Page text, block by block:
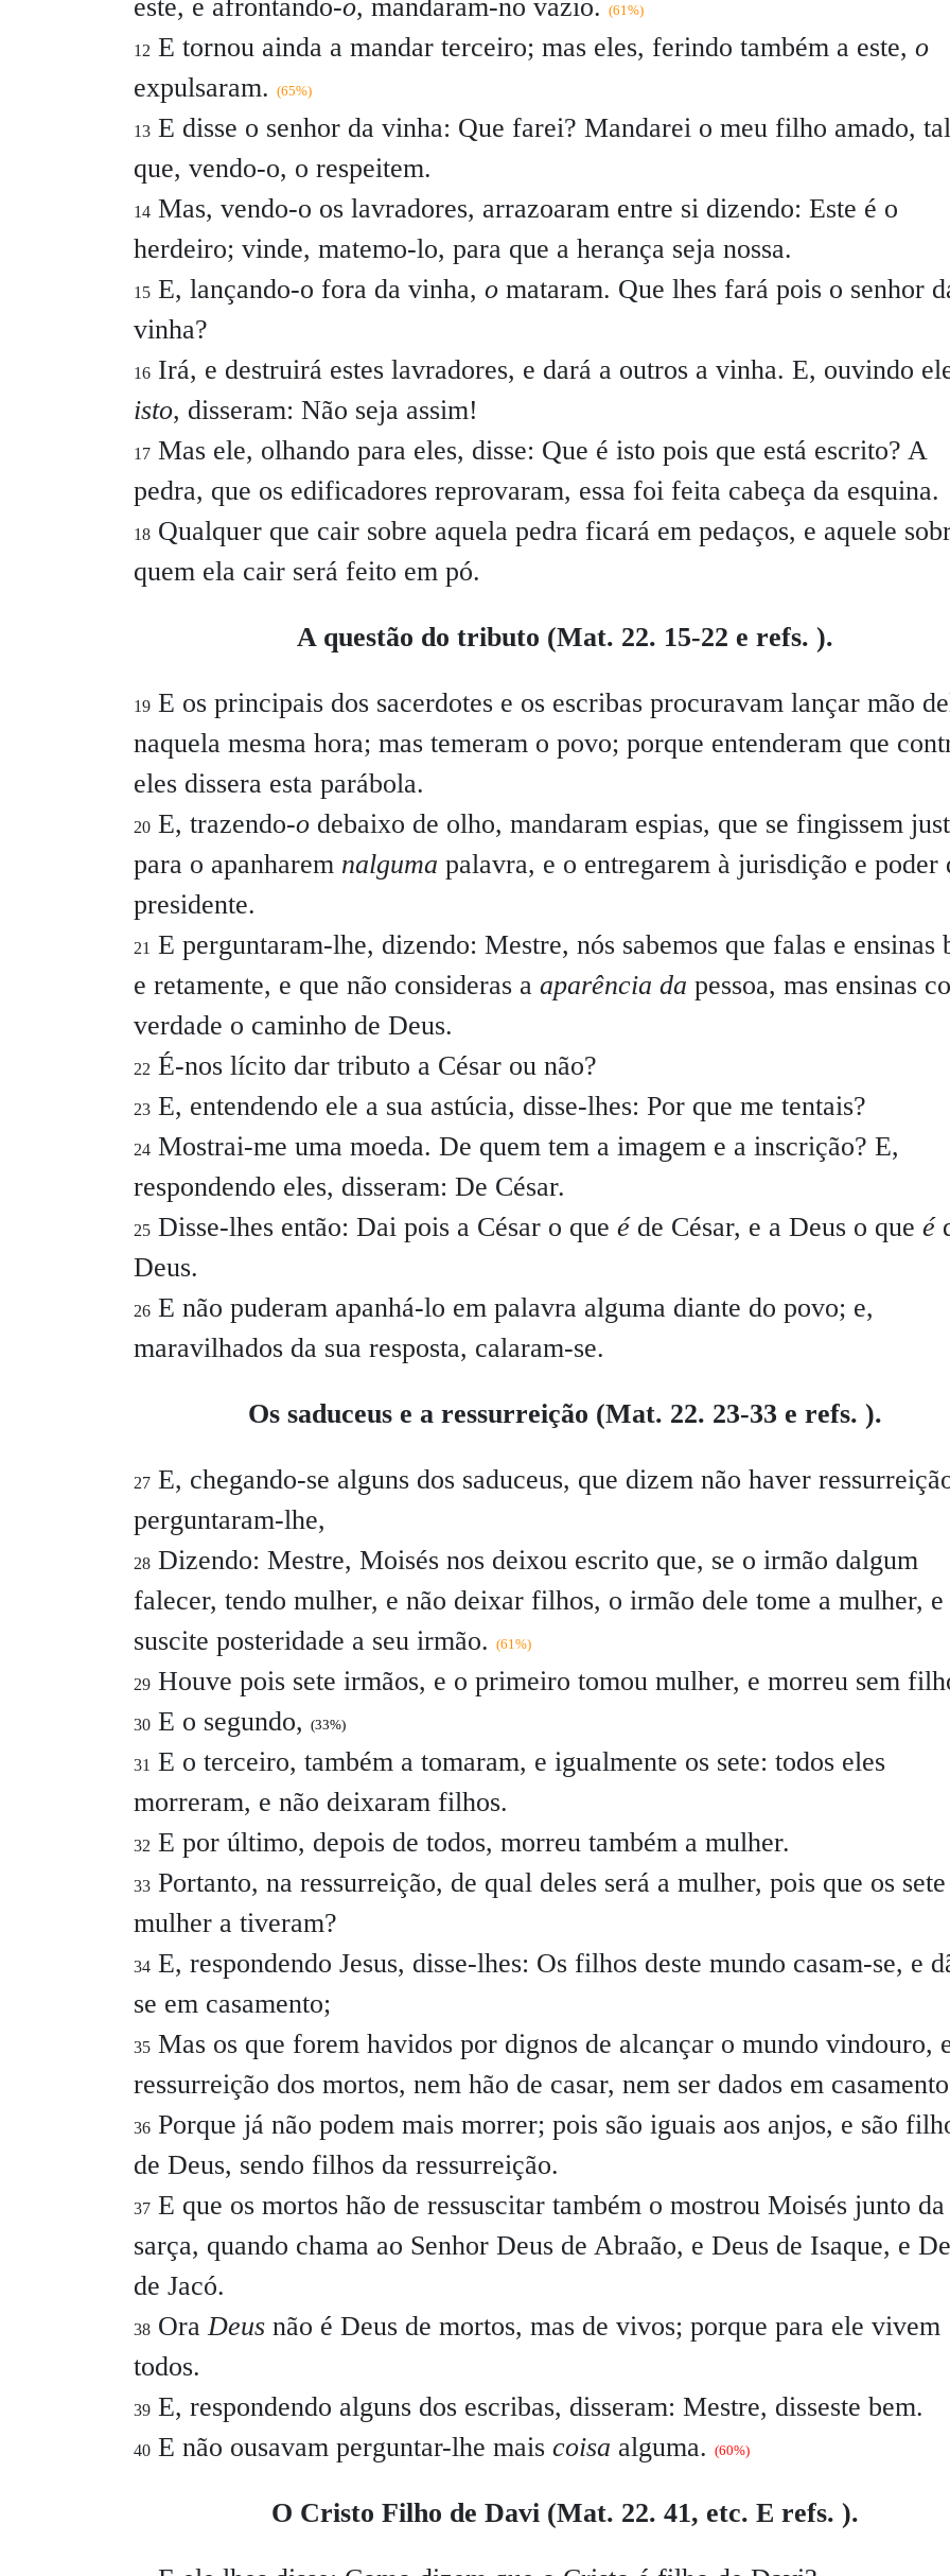
este, e afrontando-o, mandaram-no vazio. (61%)
12 E tornou ainda a mandar terceiro; mas eles, ferindo também a este, o
expulsaram. (65%)
13 E disse o senhor da vinha: Que farei? Mandarei o meu filho amado,
que, vendo-o, o respeitem.
14 Mas, vendo-o os lavradores, arrazoaram entre si dizendo: Este é o
herdeiro; vinde, matemo-lo, para que a herança seja nossa.
15 E, lançando-o fora da vinha, o mataram. Que lhes fará pois o senhor
vinha?
16 Irá, e destruirá estes lavradores, e dará a outros a vinha. E, ouvindo
isto, disseram: Não seja assim!
17 Mas ele, olhando para eles, disse: Que é isto pois que está escrito? A
pedra, que os edificadores reprovaram, essa foi feita cabeça da esquina.
18 Qualquer que cair sobre aquela pedra ficará em pedaços, e aquele
quem ela cair será feito em pó.
A questão do tributo (Mat. 22. 15-22 e refs. ).
19 E os principais dos sacerdotes e os escribas procuravam lançar mão
naquela mesma hora; mas temeram o povo; porque entenderam que
eles dissera esta parábola.
20 E, trazendo-o debaixo de olho, mandaram espias, que se fingissem
para o apanharem nalguma palavra, e o entregarem à jurisdição e poder
presidente.
21 E perguntaram-lhe, dizendo: Mestre, nós sabemos que falas e ensinas
e retamente, e que não consideras a aparência da pessoa, mas ensinas
verdade o caminho de Deus.
22 É-nos lícito dar tributo a César ou não?
23 E, entendendo ele a sua astúcia, disse-lhes: Por que me tentais?
24 Mostrai-me uma moeda. De quem tem a imagem e a inscrição? E,
respondendo eles, disseram: De César.
25 Disse-lhes então: Dai pois a César o que éde César, e a Deus o que é
Deus.
26 E não puderam apanhá-lo em palavra alguma diante do povo; e,
maravilhados da sua resposta, calaram-se.
Os saduceus e a ressurreição (Mat. 22. 23-33 e refs. ).
27 E, chegando-se alguns dos saduceus, que dizem não haver
perguntaram-lhe,
28 Dizendo: Mestre, Moisés nos deixou escrito que, se o irmão dalgum
falecer, tendo mulher, e não deixar filhos, o irmão dele tome a mulher, e
suscite posteridade a seu irmão. (61%)
29 Houve pois sete irmãos, e o primeiro tomou mulher, e morreu sem
30 E o segundo, (33%)
31 E o terceiro, também a tomaram, e igualmente os sete: todos eles
morreram, e não deixaram filhos.
32 E por último, depois de todos, morreu também a mulher.
33 Portanto, na ressurreição, de qual deles será a mulher, pois que os
mulher a tiveram?
34 E, respondendo Jesus, disse-lhes: Os filhos deste mundo casam-se, e
se em casamento;
35 Mas os que forem havidos por dignos de alcançar o mundo vindouro,
ressurreição dos mortos, nem hão de casar, nem ser dados em
36 Porque já não podem mais morrer; pois são iguais aos anjos, e são
de Deus, sendo filhos da ressurreição.
37 E que os mortos hão de ressuscitar também o mostrou Moisés junto da
sarça, quando chama ao Senhor Deus de Abraão, e Deus de Isaque, e
de Jacó.
38 OraDeus não é Deus de mortos, mas de vivos; porque para ele vivem
todos.
39 E, respondendo alguns dos escribas, disseram: Mestre, disseste bem.
40 E não ousavam perguntar-lhe mais coisa alguma. (60%)
O Cristo Filho de Davi (Mat. 22. 41, etc. E refs. ).